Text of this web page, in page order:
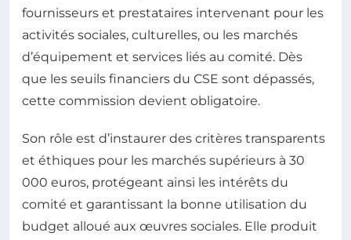
fournisseurs et prestataires intervenant pour les
activités sociales, culturelles, ou les marchés
d’équipement et services liés au comité. Dès
que les seuils financiers du CSE sont dépassés,
cette commission devient obligatoire.
Son rôle est d’instaurer des critères transparents
et éthiques pour les marchés supérieurs à 30
000 euros, protégeant ainsi les intérêts du
comité et garantissant la bonne utilisation du
budget alloué aux œuvres sociales. Elle produit